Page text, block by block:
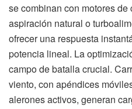
se combinan con motores
aspiración natural o
ofrecer una respuesta
potencia lineal. La
campo de batalla crucial.
viento, con apéndices
alerones activos, generan